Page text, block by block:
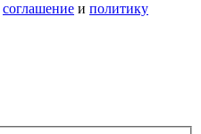
соглашение и политику